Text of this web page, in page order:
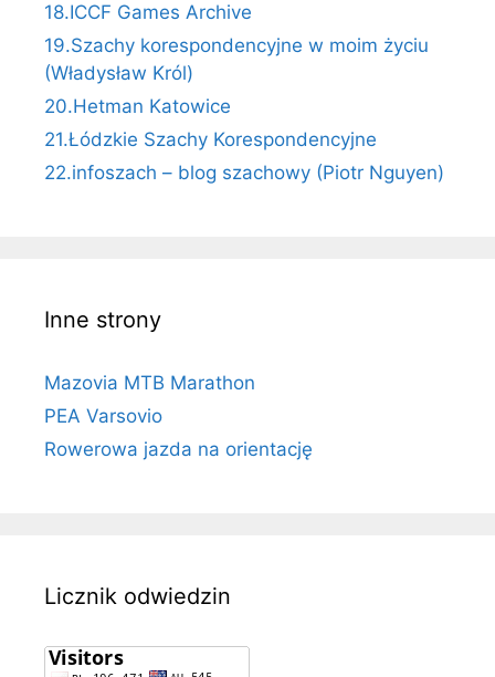
18.ICCF Games Archive
19.Szachy korespondencyjne w moim życiu
(Władysław Król)
20.Hetman Katowice
21.Łódzkie Szachy Korespondencyjne
22.infoszach – blog szachowy (Piotr Nguyen)
Inne strony
Mazovia MTB Marathon
PEA Varsovio
Rowerowa jazda na orientację
Licznik odwiedzin